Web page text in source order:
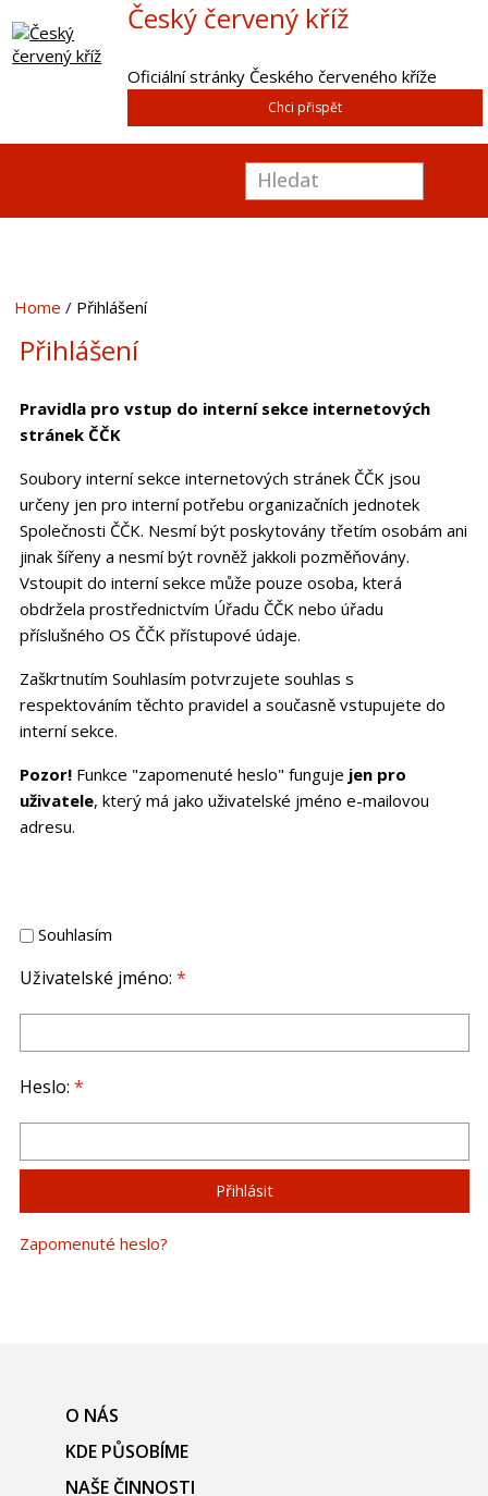
Český červený kříž
Oficiální stránky Českého červeného kříže
Chci přispět
Home Přihlášení
Přihlášení
Pravidla pro vstup do interní sekce internetových
stránek ČČK
Soubory interní sekce internetových stránek ČČK jsou
určeny jen pro interní potřebu organizačních jednotek
Společnosti ČČK. Nesmí být poskytovány třetím osobám ani
jinak šířeny a nesmí být rovněž jakkoli pozměňovány.
Vstoupit do interní sekce může pouze osoba, která
obdržela prostřednictvím Úřadu ČČK nebo úřadu
příslušného OS ČČK přístupové údaje.
Zaškrtnutím Souhlasím potvrzujete souhlas s
respektováním těchto pravidel a současně vstupujete do
interní sekce.
Pozor!Funkce "zapomenuté heslo" funguje jen pro
uživatele, který má jako uživatelské jméno e-mailovou
adresu.
Souhlasím
Uživatelské jméno: *
Heslo: *
Zapomenuté heslo?
O NÁS
KDE PŮSOBÍME
NAŠE ČINNOSTI